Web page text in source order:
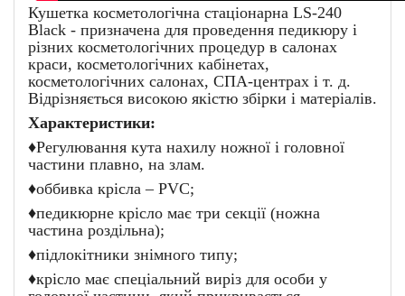
Кушетка косметологічна стаціонарна LS-240
Black - призначена для проведення педикюру і
різних косметологічних процедур в салонах
краси, косметологічних кабінетах,
косметологічних салонах, СПА-центрах і т. д.
Відрізняється високою якістю збірки і матеріалів.
Характеристики:
♦Регулювання кута нахилу ножної і головної
частини плавно, на злам.
♦оббивка крісла – PVC;
♦педикюрне крісло має три секції (ножна
частина роздільна);
♦підлокітники знімного типу;
♦крісло має спеціальний виріз для особи у